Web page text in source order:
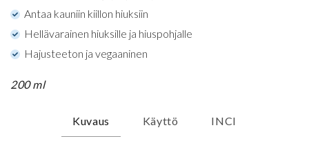
Antaa kauniin kiillon hiuksiin
Hellävarainen hiuksille ja hiuspohjalle
Hajusteeton ja vegaaninen
200 ml
Kuvaus Käyttö INCI